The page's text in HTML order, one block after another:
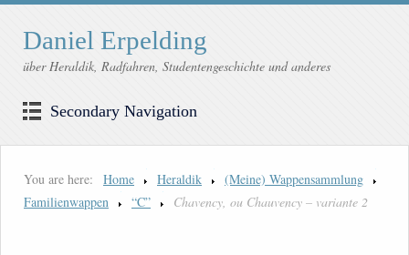
Daniel Erpelding
über Heraldik, Radfahren, Studentengeschichte und anderes
Secondary Navigation
You are here: Home Heraldik
(Meine) Wappensammlung
Familienwappen
“C” Chavency, ou Chauvency – variante 2